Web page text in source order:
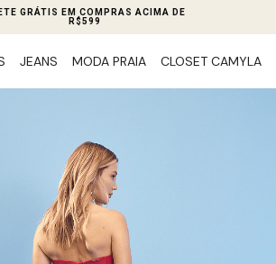
GRÁTIS EM COMPRAS ACIMA DE
R$599
JEANS MODA PRAIA CLOSET CAMYLA